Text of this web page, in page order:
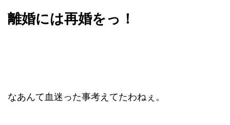
離婚には再婚をっ！
なあんて血迷った事考えてたわねぇ。